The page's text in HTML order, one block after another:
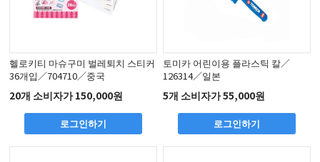
헬로키티 마슈구미 벌레퇴치 스티커
36개입／704710／중국
20개 소비자가 150,000원
로그인하기
토미카 어린이용 플라스틱 칼／
126314／일본
5개 소비자가 55,000원
로그인하기